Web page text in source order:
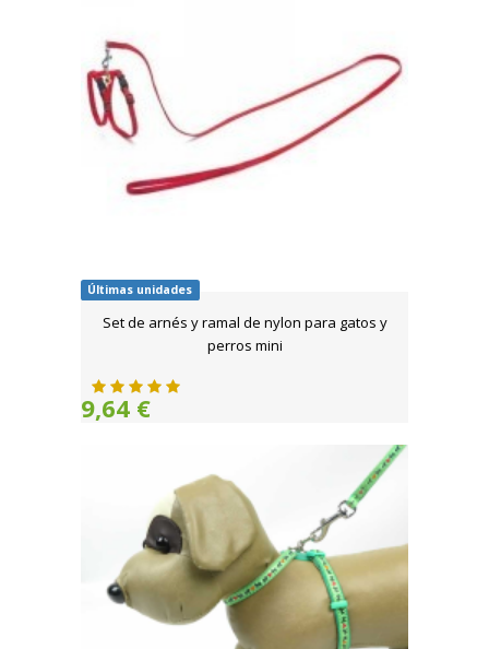
Últimas unidades
Set de arnés y ramal de nylon para gatos y
perros mini
9,64 €